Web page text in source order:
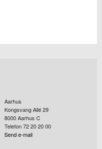
Aarhus
Kongsvang Allé 29
8000Aarhus C
Telefon 72 20 20 00
Send e-mail